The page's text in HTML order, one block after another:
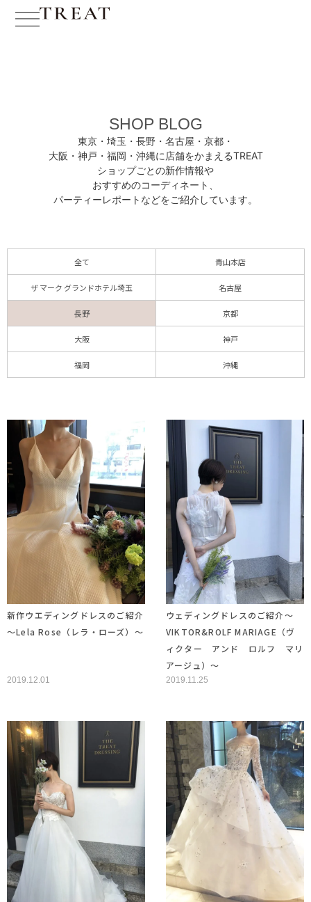
SHOP BLOG
東京・埼玉・長野・名古屋・京都・
大阪・神戸・福岡・沖縄に 店舗をかまえるTREAT
ショップごとの新作情報や
おすすめのコーディネート、
パーティーレポートなどをご紹介しています。
全て 青山本店
ザ マーク グランドホテル埼玉 名古屋
長野 京都
大阪 神戸
福岡 沖縄
新作ウエディングドレスのご紹介
～Lela Rose（レラ・ローズ）～
2019.12.01
ウェディングドレスのご紹介～
VIKTOR&ROLF MARIAGE（ヴ
ィクター アンド ロルフ マリ
アージュ）～
2019.11.25